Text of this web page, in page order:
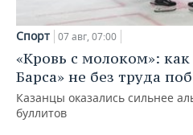
Спорт 07 авг, 07:00
«Кровь с молоком»:
Барса» не без труда
Казанцы оказались сильнее
буллитов